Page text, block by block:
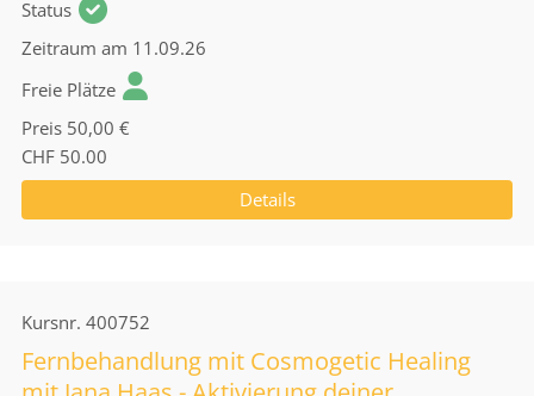
Status
Zeitraum am 11.09.26
Freie Plätze
Preis 50,00 €
CHF 50.00
Details
Kursnr. 400752
Fernbehandlung mit Cosmogetic Healing